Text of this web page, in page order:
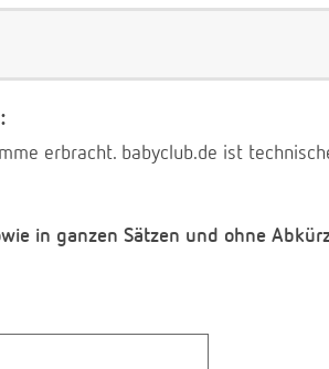
erbracht. babyclub.de ist
in ganzen Sätzen und ohne